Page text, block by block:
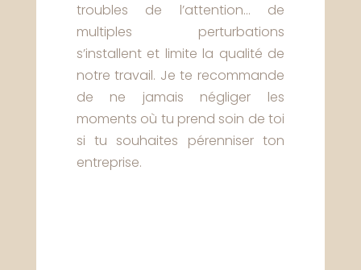
troubles de l’attention… de
multiples perturbations
s’installent et limite la qualité de
notre travail. Je te recommande
de ne jamais négliger les
moments où tu prend soin de toi
si tu souhaites pérenniser ton
entreprise.